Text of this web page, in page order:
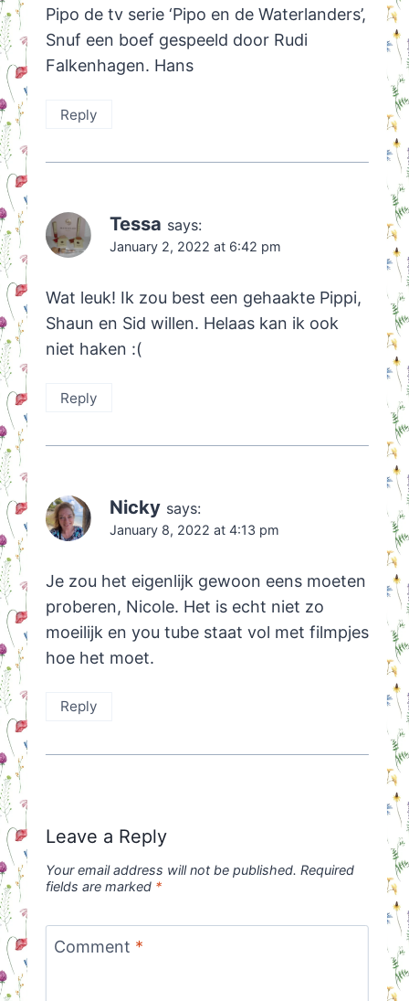
Pipo de tv serie ‘Pipo en de Waterlanders’,
Snuf een boef gespeeld door Rudi
Falkenhagen. Hans
Reply
Tessa says:
January 2, 2022 at 6:42 pm
Wat leuk! Ik zou best een gehaakte Pippi,
Shaun en Sid willen. Helaas kan ik ook
niet haken :(
Reply
Nicky says:
January 8, 2022 at 4:13 pm
Je zou het eigenlijk gewoon eens moeten
proberen, Nicole. Het is echt niet zo
moeilijk en you tube staat vol met filmpjes
hoe het moet.
Reply
Leave a Reply
Your email address will not be published. Required
fields are marked *
Comment *